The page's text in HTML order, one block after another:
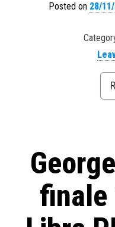
Posted on 28/
finale